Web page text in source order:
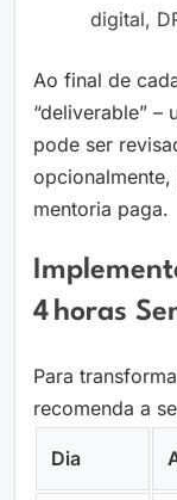
digital,
Ao final de
“deliverable” –
pode ser
opcionalmente,
mentoria paga.
4 Horas
Para
recomenda a
Dia